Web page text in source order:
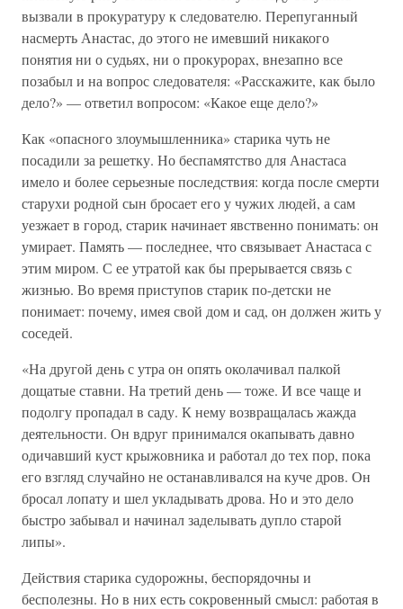
вызвали в прокуратуру к следователю. Перепуганный
насмерть Анастас, до этого не имевший никакого
понятия ни о судьях, ни о прокурорах, внезапно все
позабыл и на вопрос следователя: «Расскажите, как было
дело?» — ответил вопросом: «Какое еще дело?»
Как «опасного злоумышленника» старика чуть не
посадили за решетку. Но беспамятство для Анастаса
имело и более серьезные последствия: когда после смерти
старухи родной сын бросает его у чужих людей, а сам
уезжает в город, старик начинает явственно понимать: он
умирает. Память — последнее, что связывает Анастаса с
этим миром. С ее утратой как бы прерывается связь с
жизнью. Во время приступов старик по-детски не
понимает: почему, имея свой дом и сад, он должен жить у
соседей.
«На другой день с утра он опять околачивал палкой
дощатые ставни. На третий день — тоже. И все чаще и
подолгу пропадал в саду. К нему возвращалась жажда
деятельности. Он вдруг принимался окапывать давно
одичавший куст крыжовника и работал до тех пор, пока
его взгляд случайно не останавливался на куче дров. Он
бросал лопату и шел укладывать дрова. Но и это дело
быстро забывал и начинал заделывать дупло старой
липы».
Действия старика судорожны, беспорядочны и
бесполезны. Но в них есть сокровенный смысл: работая в